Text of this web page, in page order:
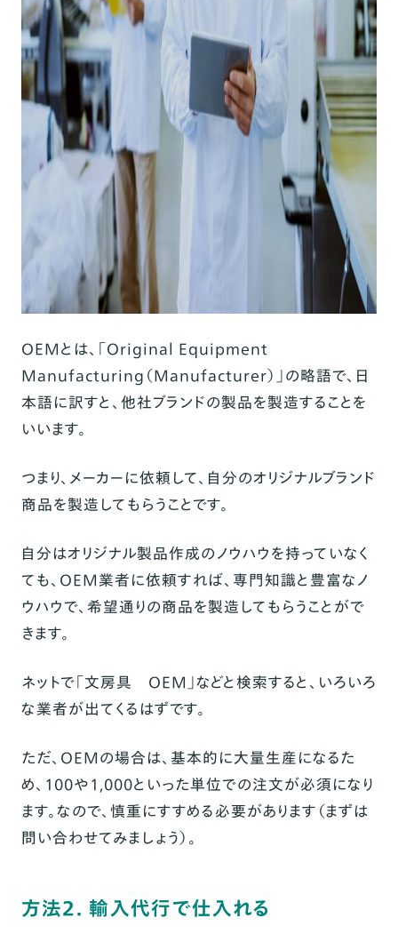
OEMとは、「Original Equipment
Manufacturing（Manufacturer）」の略語で、日
本語に訳すと、他社ブランドの製品を製造することを
いいます。
つまり、メーカーに依頼して、自分のオリジナルブランド
商品を製造してもらうことです。
自分はオリジナル製品作成のノウハウを持っていなく
ても、OEM業者に依頼すれば、専門知識と豊富なノ
ウハウで、希望通りの商品を製造してもらうことがで
きます。
ネットで「文房具 OEM」などと検索すると、いろいろ
な業者が出てくるはずです。
ただ、OEMの場合は、基本的に大量生産になるた
め、100や1,000といった単位での注文が必須になり
ます。なので、慎重にすすめる必要があります（まずは
問い合わせてみましょう）。
方法2. 輸入代行で仕入れる